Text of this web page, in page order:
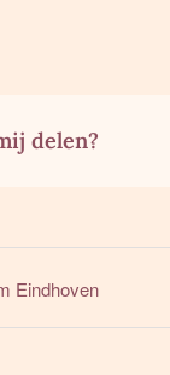
delen?
Eindhoven